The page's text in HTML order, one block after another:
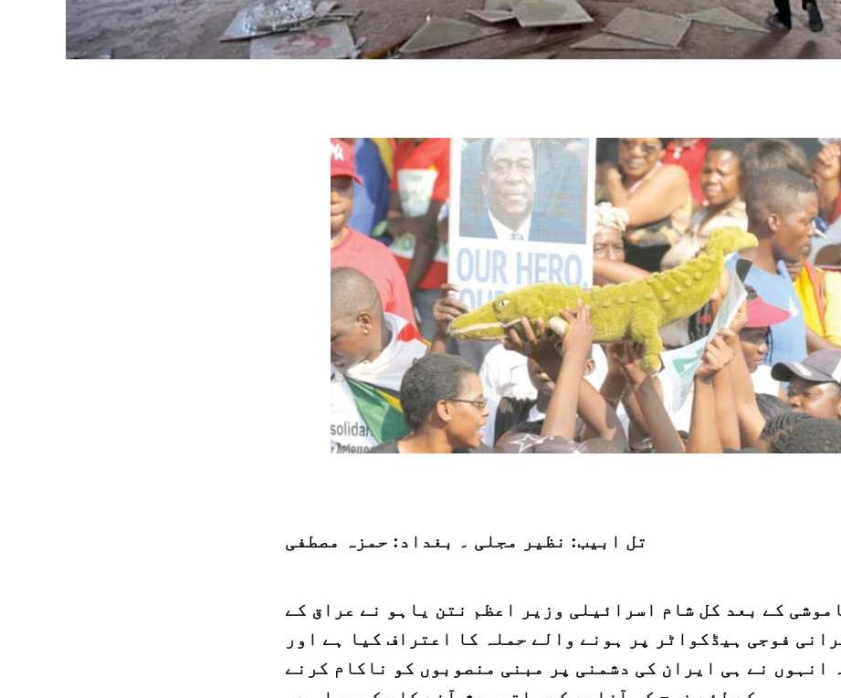
تل ابیب: نظیر مجلی ۔ بغداد: حمزہ مصطفی
کے بعد کل شام اسرائیلی وزیر اعظم نتن یاہو نے عراق کے
فوجی ہیڈکواٹر پر ہونے والے حملہ کا اعتراف کیا ہے اور
انہوں نے ہی ایران کی دشمنی پر مبنی منصوبوں کو ناکام کرنے